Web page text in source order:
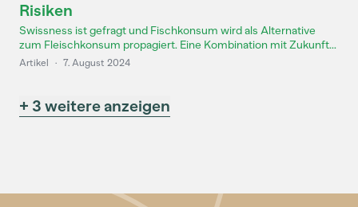
Risiken
Swissness ist gefragt und Fischkonsum wird als Alternative
zum Fleischkonsum propagiert. Eine Kombination mit Zukunft...
Artikel · 7. August 2024
+ 3 weitere anzeigen